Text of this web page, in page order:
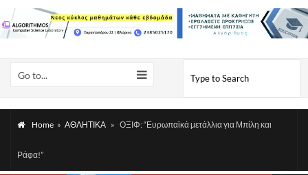
Go to...
Home » ΑΘΛΗΤΙΚΑ » ΟΞΙΦ: “Ευρωπαϊκά μετάλλια για Μπίλη και
Ράφα!”